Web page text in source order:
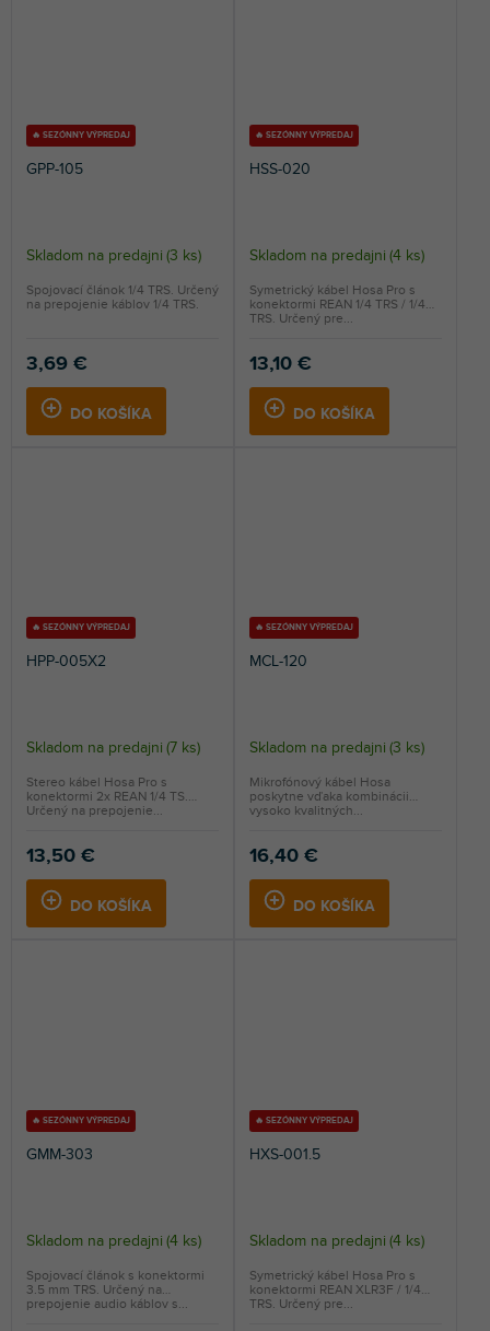
🔥 SEZÓNNY VÝPREDAJ
GPP-105
Skladom na predajni (3 ks)
3,69 €
DO KOŠÍKA
Spojovací článok 1/4 TRS. Určený
na prepojenie káblov 1/4 TRS.
🔥 SEZÓNNY VÝPREDAJ
HSS-020
Skladom na predajni (4 ks)
13,10 €
DO KOŠÍKA
Symetrický kábel Hosa Pro s
konektormi REAN 1/4 TRS / 1/4
TRS. Určený pre...
🔥 SEZÓNNY VÝPREDAJ
HPP-005X2
Skladom na predajni (7 ks)
13,50 €
DO KOŠÍKA
Stereo kábel Hosa Pro s
konektormi 2x REAN 1/4 TS.
Určený na prepojenie...
🔥 SEZÓNNY VÝPREDAJ
MCL-120
Skladom na predajni (3 ks)
16,40 €
DO KOŠÍKA
Mikrofónový kábel Hosa
poskytne vďaka kombinácii
vysoko kvalitných...
🔥 SEZÓNNY VÝPREDAJ
GMM-303
Skladom na predajni (4 ks)
Spojovací článok s konektormi
3.5 mm TRS. Určený na
prepojenie audio káblov s...
🔥 SEZÓNNY VÝPREDAJ
HXS-001.5
Skladom na predajni (4 ks)
Symetrický kábel Hosa Pro s
konektormi REAN XLR3F / 1/4
TRS. Určený pre...